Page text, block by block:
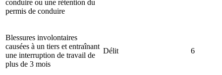
conduire ou une rétention du
permis de conduire
Blessures involontaires
causées à un tiers et entraînant
une interruption de travail de
plus de 3 mois
Délit 6